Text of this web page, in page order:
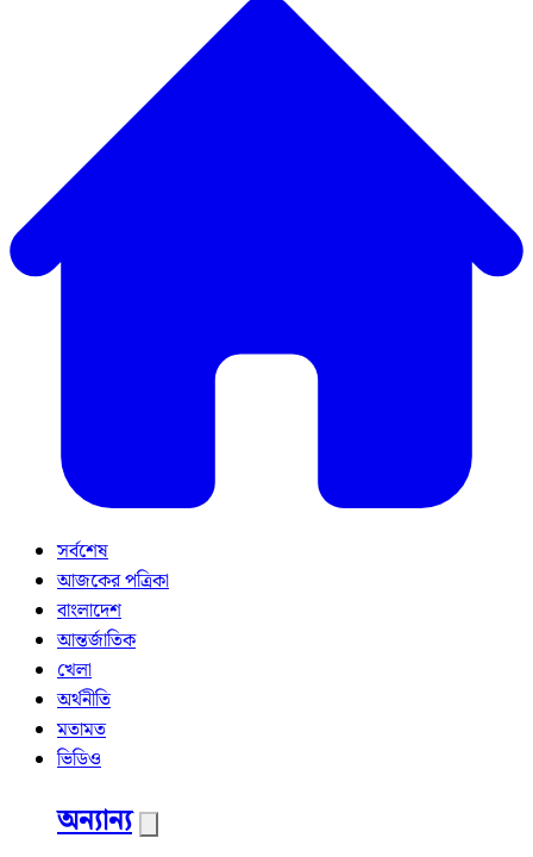
সর্বশেষ
আজকের পত্রিকা
বাংলাদেশ
আন্তর্জাতিক
খেলা
অর্থনীতি
মতামত
ভিডিও
অন্যান্য